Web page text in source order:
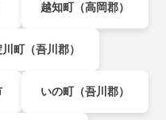
越知町（高岡郡）
町（吾川郡）
いの町（吾川郡）